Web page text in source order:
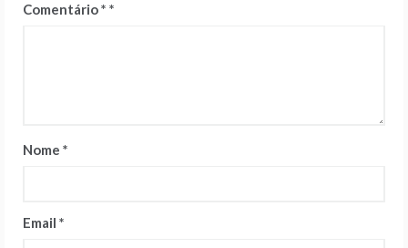
Comentário*
Nome *
Email *